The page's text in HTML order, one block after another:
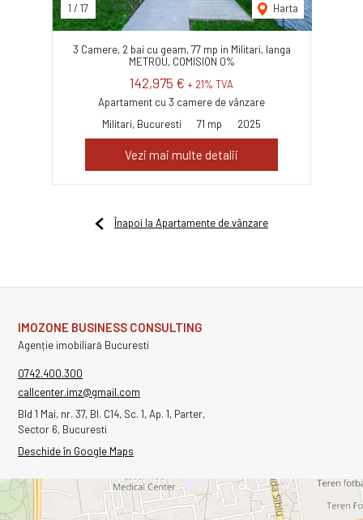
1 / 17 Harta
3 Camere, 2 bai cu geam, 77 mp in Militari, langa
METROU, COMISION 0%
142,975 € + 21% TVA
Apartament cu 3 camere de vânzare
Militari, Bucuresti
71 mp 2025
Vezi mai multe detalii
Înapoi la Apartamente de vânzare
IMOZONE BUSINESS CONSULTING
Agenție imobiliară Bucuresti
0742.400.300
callcenter.imz@gmail.com
Bld 1 Mai, nr. 37, Bl. C14, Sc. 1, Ap. 1, Parter,
Sector 6, Bucuresti
Deschide în Google Maps